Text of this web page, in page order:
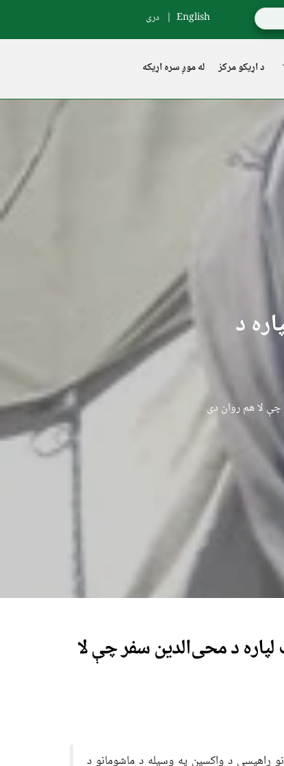
English دری
د اړیکو مرکز له موږ سره اړیکه
د
چې لا هم روان دی
د محی‌الدین سفر چې لا
راهیسې د واکسین په وسیله د ماشومانو د